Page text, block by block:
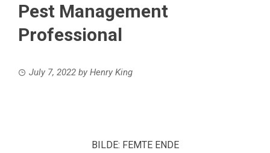
Pest Management
Professional
July 7, 2022 by Henry King
BILDE: FEMTE ENDE